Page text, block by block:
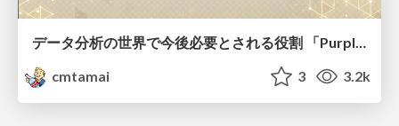
データ分析の世界で今後必要とされる役割 「Purple People」とは
cmtamai
3 3.2k